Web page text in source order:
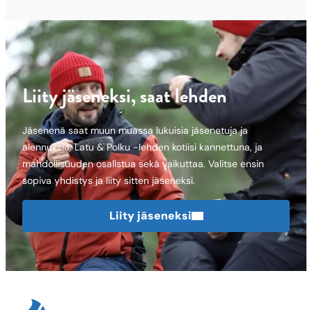
Liity jäseneksi, saat lehden
Jäsenenä saat muun muassa lukuisia jäsenetuja ja
alennuksia, Latu & Polku -lehden kotiisi kannettuna, ja
mahdollisuuden osallstua sekä vaikuttaa. Valitse ensin
sopiva yhdistys ja liity sitten jäseneksi.
Liity jäseneksi